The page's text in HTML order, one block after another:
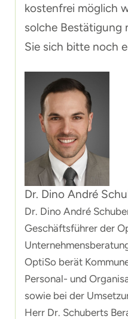
kostenfrei möglich
solche Bestätigung
Sie sich bitte noch
Dr. Dino André
Dr. Dino André
Geschäftsführer der
OptiSo berät
Personal- und
sowie bei der
Herr Dr. Schuberts